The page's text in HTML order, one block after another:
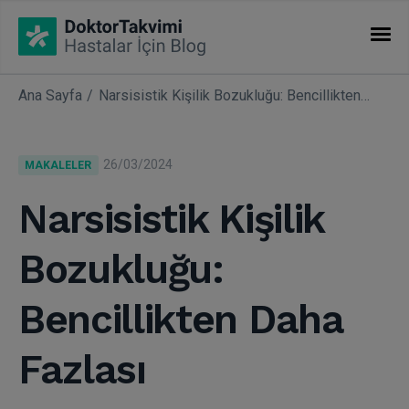
İHTISASLAR
Uzmanlıklar
Ana Sayfa Narsisistik Kişilik Bozukluğu: Bencillikten Daha Fazlası
MAKALELER 26/03/2024
Narsisistik Kişilik
Bozukluğu:
Bencillikten Daha
Fazlası